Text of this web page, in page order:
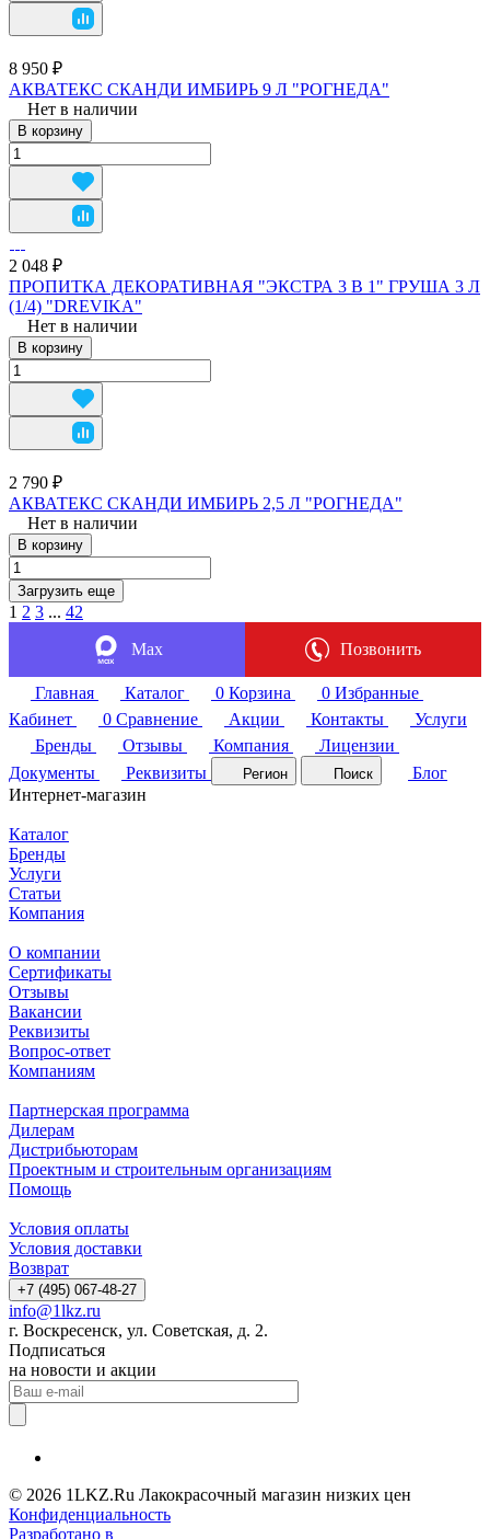
8 950 ₽
АКВАТЕКС СКАНДИ ИМБИРЬ 9 Л "РОГНЕДА"
Нет в наличии
В корзину
2 048 ₽
ПРОПИТКА ДЕКОРАТИВНАЯ "ЭКСТРА 3 В 1" ГРУША 3 Л
(1/4) "DREVIKA"
Нет в наличии
В корзину
2 790 ₽
АКВАТЕКС СКАНДИ ИМБИРЬ 2,5 Л "РОГНЕДА"
Нет в наличии
В корзину
Загрузить еще
1 2 3 ... 42
Max
Позвонить
Главная Каталог 0 Корзина 0 Избранные
Кабинет
0 Сравнение Акции Контакты
Услуги
Бренды
Отзывы Компания
Лицензии
Документы
Реквизиты Регион Поиск
Блог
Интернет-магазин
Каталог
Бренды
Услуги
Статьи
Компания
О компании
Сертификаты
Отзывы
Вакансии
Реквизиты
Вопрос-ответ
Компаниям
Партнерская программа
Дилерам
Дистрибьюторам
Проектным и строительным организациям
Помощь
Условия оплаты
Условия доставки
Возврат
+7 (495) 067-48-27
info@1lkz.ru
г. Воскресенск, ул. Советская, д. 2.
Подписаться
на новости и акции
© 2026 1LKZ.Ru Лакокрасочный магазин низких цен
Конфиденциальность
Разработано в